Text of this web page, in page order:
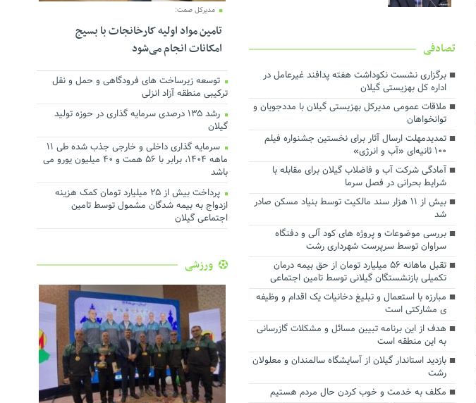
تصادفی
برگزاری نشست نکوداشت هفته پدافند غیرعامل در
اداره کل بهزیستی گیلان
ملاقات عمومی مدیرکل بهزیستی گیلان با مددجویان و
توانخواهان
تمدیدمهلت ارسال آثار برای نخستین جشنواره فیلم
۱۰۰ ثانیه‌ای «آب و انرژی»
آمادگی شرکت آب و فاضلاب گیلان برای مقابله با
شرایط بحرانی در فصل سرما
بیش از ۱۱ هزار سند مالکیت توسط بنیاد مسکن صادر
شد
بررسی موضوعات و پروژه های کود آلی و دفنگاه
سراوان توسط سرپرست شهرداری رشت
تقبل ماهانه ۵۶ میلیارد تومان از حق بیمه درمان
تکمیلی بازنشستگان گیلانی توسط تامین اجتماعی
مبارزه با استعمال و تبلیغ دخانیات یک اقدام و وظیفه
ی مشارکتی است
هدف از این برنامه تبیین مسائل و مشکلات گازرسانی
به این منطقه است
بازدید استاندار گیلان از آسایشگاه سالمندان و معلولان
رشت
مکلف به خدمت و خوب کردن حال مردم هستیم
مدیرکل صمت:
تامین مواد اولیه کارخانجات با بسیج
امکانات انجام می‌شود
توسعه زیرساخت های فرودگاهی و حمل و نقل
ترکیبی منطقه آزاد انزلی
رشد ۱۳۵ درصدی سرمایه گذاری در حوزه تولید
گیلان
سرمایه گذاری داخلی و خارجی جذب شده طی ۱۱
ماهه ۱۴۰۴، برابر با ۵۶ همت و ۴۰ میلیون یورو می
باشد
پرداخت بیش از ۲۵ میلیارد تومان کمک هزینه
ازدواج به بیمه شدگان مشمول توسط تامین
اجتماعی گیلان
ورزشی